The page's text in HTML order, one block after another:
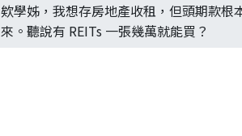
欸學姊，我想存房地產收租，但頭期款根
來。聽說有 REITs 一張幾萬就能買？